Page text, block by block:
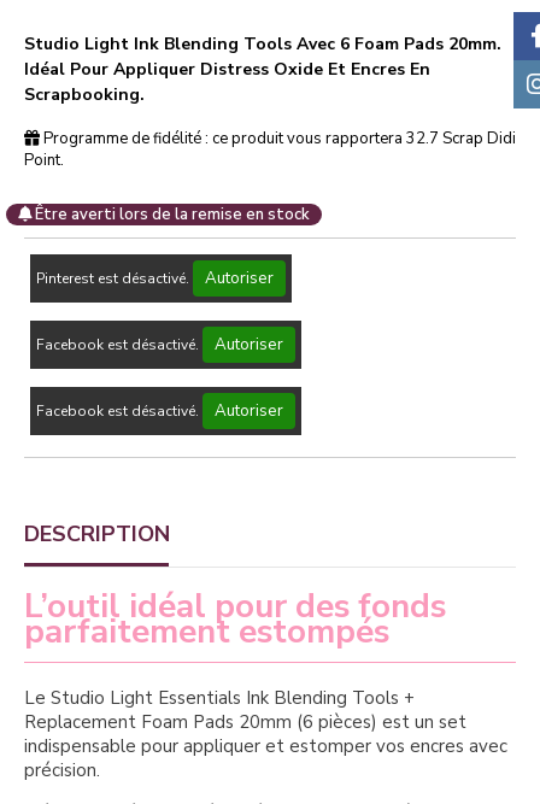
Studio Light Ink Blending Tools Avec 6 Foam Pads 20mm.
Idéal Pour Appliquer Distress Oxide Et Encres En
Scrapbooking.
Programme de fidélité : ce produit vous rapportera 32.7 Scrap Didi
Point.
Être averti lors de la remise en stock
Pinterest est désactivé. Autoriser
Facebook est désactivé. Autoriser
Facebook est désactivé. Autoriser
DESCRIPTION
L’outil idéal pour des fonds
parfaitement estompés
Le Studio Light Essentials Ink Blending Tools +
Replacement Foam Pads 20mm (6 pièces) est un set
indispensable pour appliquer et estomper vos encres avec
précision.